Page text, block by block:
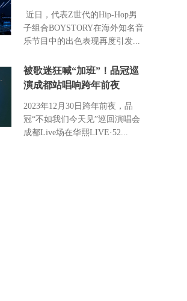
近日，代表Z世代的Hip-Hop男
子组合BOYSTORY在海外知名音
乐节目中的出色表现再度引发...
被歌迷狂喊“加班”！品冠巡
演成都站唱响跨年前夜
2023年12月30日跨年前夜，品
冠“不如我们今天见”巡回演唱会
成都Live场在华熙LIVE·52...